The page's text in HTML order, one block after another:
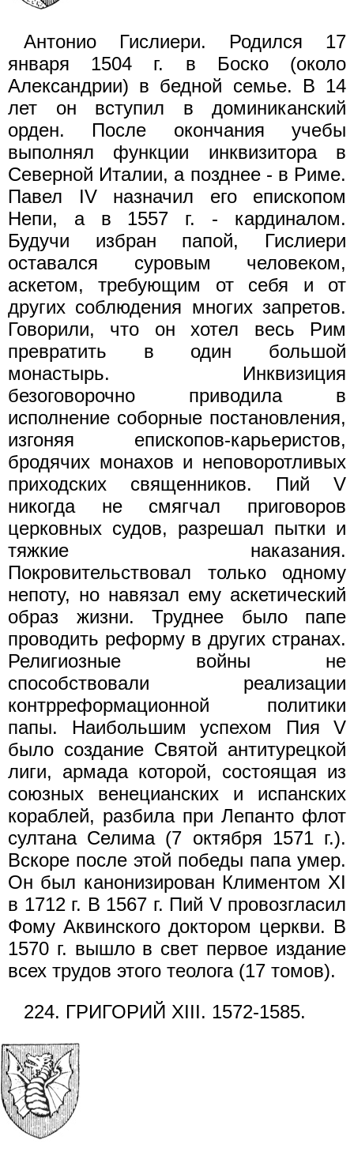
Антонио Гислиери. Родился 17
января 1504 г. в Боско (около
Александрии) в бедной семье. В 14
лет он вступил в доминиканский
орден. После окончания учебы
выполнял функции инквизитора в
Северной Италии, а позднее - в Риме.
Павел IV назначил его епископом
Непи, а в 1557 г. - кардиналом.
Будучи избран папой, Гислиери
оставался суровым человеком,
аскетом, требующим от себя и от
других соблюдения многих запретов.
Говорили, что он хотел весь Рим
превратить в один большой
монастырь. Инквизиция
безоговорочно приводила в
исполнение соборные постановления,
изгоняя епископов-карьеристов,
бродячих монахов и неповоротливых
приходских священников. Пий V
никогда не смягчал приговоров
церковных судов, разрешал пытки и
тяжкие наказания.
Покровительствовал только одному
непоту, но навязал ему аскетический
образ жизни. Труднее было папе
проводить реформу в других странах.
Религиозные войны не
способствовали реализации
контрреформационной политики
папы. Наибольшим успехом Пия V
было создание Святой антитурецкой
лиги, армада которой, состоящая из
союзных венецианских и испанских
кораблей, разбила при Лепанто флот
султана Селима (7 октября 1571 г.).
Вскоре после этой победы папа умер.
Он был канонизирован Климентом XI
в 1712 г. В 1567 г. Пий V провозгласил
Фому Аквинского доктором церкви. В
1570 г. вышло в свет первое издание
всех трудов этого теолога (17 томов).
224. ГРИГОРИЙ XIII. 1572-1585.